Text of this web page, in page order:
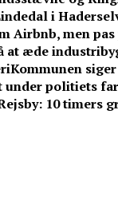
i
Airbnb, men
at æde
Kommunen
under politiets
10 timers